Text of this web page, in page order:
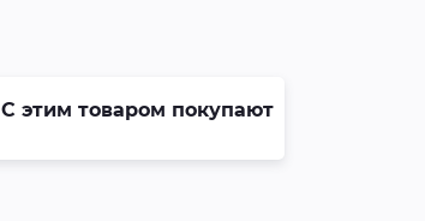
С этим товаром покупают